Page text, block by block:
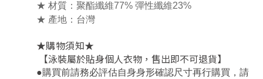
★ 材質：聚酯纖維77% 彈性纖維23%
★ 產地：台灣
★購物須知★
【泳裝屬於貼身個人衣物，售出即不可退貨】
●購買前請務必評估自身身形確認尺寸再行購買 ， 請